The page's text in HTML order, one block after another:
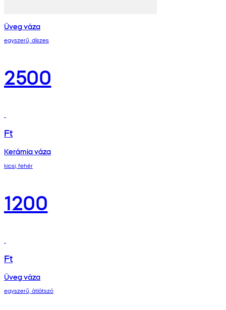
Üveg váza
egyszerű, díszes
2500
Ft
Kerámia váza
kicsi, fehér
1200
Ft
Üveg váza
egyszerű, átlátszó